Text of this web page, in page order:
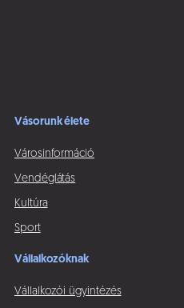
Vásorunk élete
Városinformáció
Vendéglátás
Kultúra
Sport
Vállalkozóknak
Vállalkozói ügyintézés